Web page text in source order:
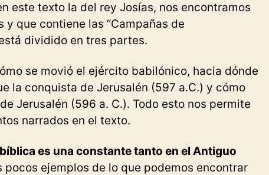
este texto la del rey Josías, nos encontramos
que contiene las “Campañas de
dividido en tres partes.
se movió el ejército babilónico, hacia dónde
la conquista de Jerusalén (597 a.C.) y cómo
Jerusalén (596 a. C.). Todo esto nos permite
narrados en el texto.
es una constante tanto en el Antiguo
pocos ejemplos de lo que podemos encontrar